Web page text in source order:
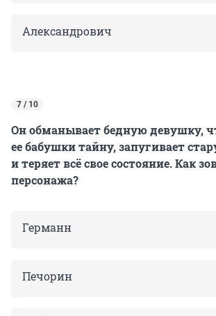
Александрович
7 / 10
Он обманывает бедную девушку,
ее бабушки тайну, запугивает
и теряет всё свое состояние. Как
персонажа?
Германн
Печорин